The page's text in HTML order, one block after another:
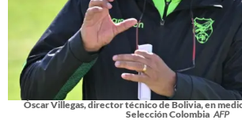
Óscar Villegas, director técnico de Bolivia, en
Selección Colombia AFP